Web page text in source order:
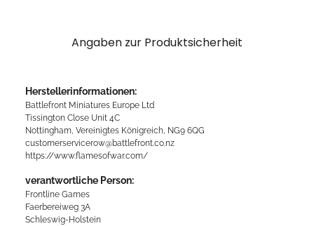
Angaben zur Produktsicherheit
Herstellerinformationen:
Battlefront Miniatures Europe Ltd
Tissington Close Unit 4C
Nottingham, Vereinigtes Königreich, NG9 6QG
customerservicerow@battlefront.co.nz
https://www.flamesofwar.com/
verantwortliche Person:
Frontline Games
Faerbereiweg 3A
Schleswig-Holstein